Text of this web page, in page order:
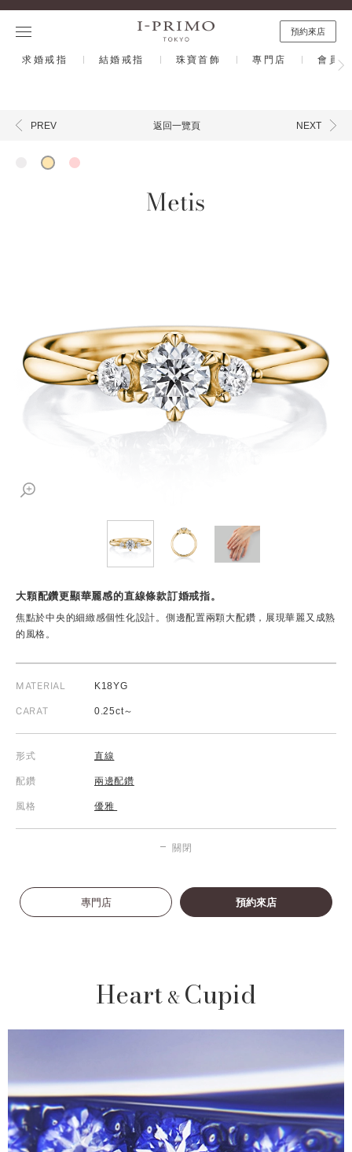
預約來店
求婚戒指 結婚戒指 珠寶首飾 專門店 會員
PREV 返回一覽頁 NEXT
Metis
大顆配鑽更顯華麗感的直線條款訂婚戒指。
焦點於中央的細緻感個性化設計。側邊配置兩顆大配鑽，展現華麗又成熟
的風格。
MATERIAL K18YG
CARAT 0.25ct～
形式 直線
配鑽 兩邊配鑽
風格 優雅
關閉
專門店 預約來店
Heart & Cupid